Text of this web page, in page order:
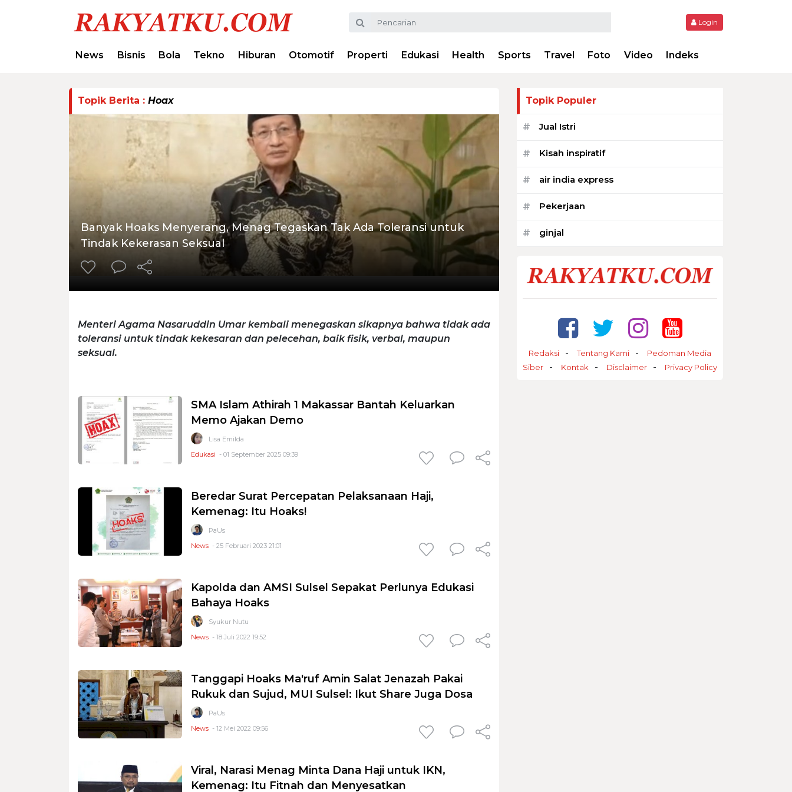
Login
News Bisnis Bola Tekno Hiburan Otomotif Properti Edukasi Health Sports Travel Foto Video Indeks
Topik Berita : Hoax
Banyak Hoaks Menyerang, Menag Tegaskan Tak Ada Toleransi untuk
Tindak Kekerasan Seksual
Menteri Agama Nasaruddin Umar kembali menegaskan sikapnya bahwa tidak ada
toleransi untuk tindak kekesaran dan pelecehan, baik fisik, verbal, maupun
seksual.
SMA Islam Athirah 1 Makassar Bantah Keluarkan
Memo Ajakan Demo
Lisa Emilda
Edukasi - 01 September 2025 09:39
Beredar Surat Percepatan Pelaksanaan Haji,
Kemenag: Itu Hoaks!
PaUs
News - 25 Februari 2023 21:01
Kapolda dan AMSI Sulsel Sepakat Perlunya Edukasi
Bahaya Hoaks
Syukur Nutu
News - 18 Juli 2022 19:52
Tanggapi Hoaks Ma'ruf Amin Salat Jenazah Pakai
Rukuk dan Sujud, MUI Sulsel: Ikut Share Juga Dosa
PaUs
News - 12 Mei 2022 09:56
Viral, Narasi Menag Minta Dana Haji untuk IKN,
Kemenag: Itu Fitnah dan Menyesatkan
Topik Populer
# Jual Istri
# Kisah inspiratif
# air india express
# Pekerjaan
# ginjal
Redaksi Tentang Kami
Pedoman Media
Siber
Kontak Disclaimer Privacy Policy